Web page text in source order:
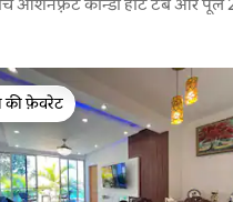
की फ़ेवरेट
की फ़ेवरेट